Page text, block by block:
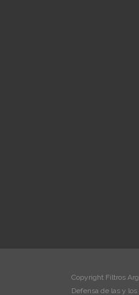
Copyright Filtros
Defensa de las y